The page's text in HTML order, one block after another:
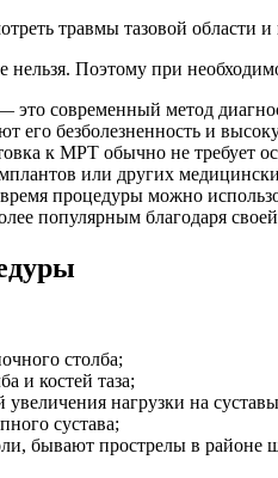
травмы тазовой области
нельзя. Поэтому при
современный метод
его безболезненность и
к МРТ обычно не требует
или других
процедуры можно
популярным благодаря
столба;
и костей таза;
увеличения нагрузки на
сустава;
бывают прострелы в